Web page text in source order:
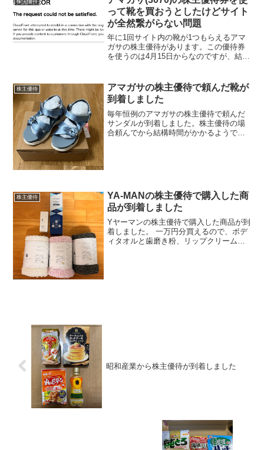
み損ですが、優待が続...
って靴を買おうとしたけどサイト
が全然繋がらない問題
年に1回サイト内の靴が1つもらえるアマ
ガサの株主優待があります。この優待券
を使うのは4月15日からなのですが、結構
て0時になったタイミングで買おうとした
のですがまぁサイ...
株主優待
アマガサの株主優待で頼んだ靴が
到着しました
毎年恒例のアマガサの株主優待で頼んだ
サンダルが到着しました。株主優待の場
合頼んでから結構時間がかかるようです
株主優待
YA-MANの株主優待で購入した商
品が到着しました
Yヤーマンの株主優待で購入した商品が到
着しました。 一万円分買えるので、ボデ
ィタオルと歯磨き粉、リップクリームを
昭和産業から株主優待が到着しました